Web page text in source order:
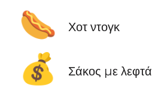
🌭 Χοτ ντογκ
💰 Σάκος με λεφτά